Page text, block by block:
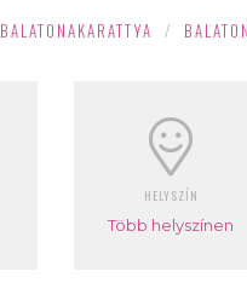
BALATONAKARATTYA /
HELYSZÍN
Több helyszínen